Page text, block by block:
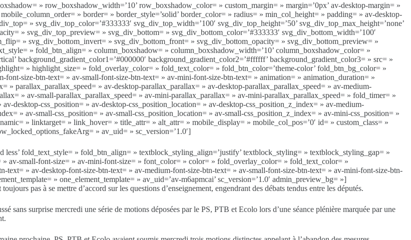
» row_boxshadow_width=’10’ row_boxshadow_color= » custom_margin= » margin=’0px’ av-desktop-margin= »
» border= » border_style=’solid’ border_color= » radius= » min_col_height= » padding= » av-desktop-
» svg_div_top_color=’#333333′ svg_div_top_width=’100′ svg_div_top_height=’50’ svg_div_top_max_height=’none’
» svg_div_top_preview= » svg_div_bottom= » svg_div_bottom_color=’#333333′ svg_div_bottom_width=’100′
» svg_div_bottom_invert= » svg_div_bottom_front= » svg_div_bottom_opacity= » svg_div_bottom_preview= »
» fold_btn_align= » column_boxshadow= » column_boxshadow_width=’10’ column_boxshadow_color= »
background_gradient_color1=’#000000′ background_gradient_color2=’#ffffff’ background_gradient_color3= » src= »
» highlight_size= » fold_overlay_color= » fold_text_color= » fold_btn_color=’theme-color’ fold_btn_bg_color= »
size-btn-text= » av-small-font-size-btn-text= » av-mini-font-size-btn-text= » animation= » animation_duration= »
» parallax_parallax_speed= » av-desktop-parallax_parallax= » av-desktop-parallax_parallax_speed= » av-medium-
» av-small-parallax_parallax_speed= » av-mini-parallax_parallax= » av-mini-parallax_parallax_speed= » fold_timer= »
desktop-css_position= » av-desktop-css_position_location= » av-desktop-css_position_z_index= » av-medium-
» av-small-css_position= » av-small-css_position_location= » av-small-css_position_z_index= » av-mini-css_position= »
» linktarget= » link_hover= » title_attr= » alt_attr= » mobile_display= » mobile_col_pos=’0′ id= » custom_class= »
» av_uid= » sc_version=’1.0′]
less’ fold_text_style= » fold_btn_align= » textblock_styling_align=’justify’ textblock_styling= » textblock_styling_gap= »
av-small-font-size= » av-mini-font-size= » font_color= » color= » fold_overlay_color= » fold_text_color= »
» av-desktop-font-size-btn-text= » av-medium-font-size-btn-text= » av-small-font-size-btn-text= » av-mini-font-size-btn-
» one_element_template= » av_uid=’av-m6apmcai’ sc_version=’1.0′ admin_preview_bg= »]
pas à se mettre d’accord sur les questions d’enseignement, engendrant des débats tendus entre les députés.
sans surprise mercredi une série de motions déposées par le PS, PTB et Ecolo lors d’une séance plénière marquée par une